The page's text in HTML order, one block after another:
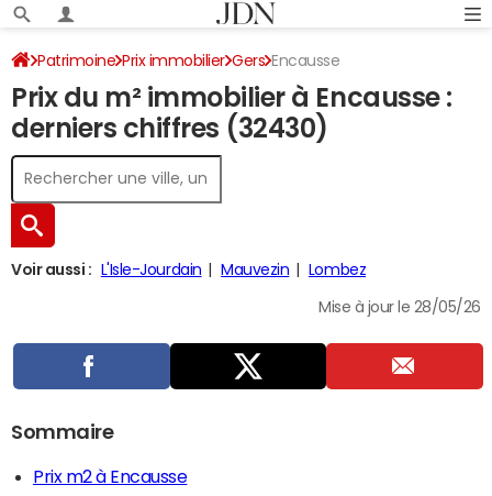
Patrimoine Prix immobilier Gers Encausse
Prix du m² immobilier à Encausse :
derniers chiffres (32430)
Voir aussi : L'Isle-Jourdain Mauvezin Lombez
Mise à jour le 28/05/26
Sommaire
Prix m2 à Encausse